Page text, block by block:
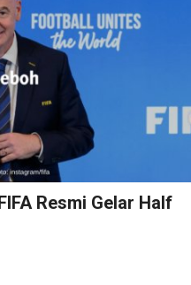
Resmi Gelar Half